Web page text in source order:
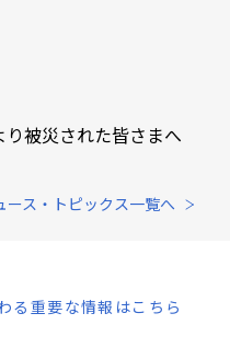
被災された皆さまへ
ース・トピックス一覧へ
る重要な情報はこちら